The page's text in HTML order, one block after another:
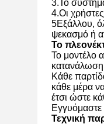
3.Το
4.Οι
5Εξάλλου,
ψεκασμό ή
Το
Το μοντέλο
κατανάλωση
Κάθε
κάθε μέρα
έτσι ώστε
Τεχνική